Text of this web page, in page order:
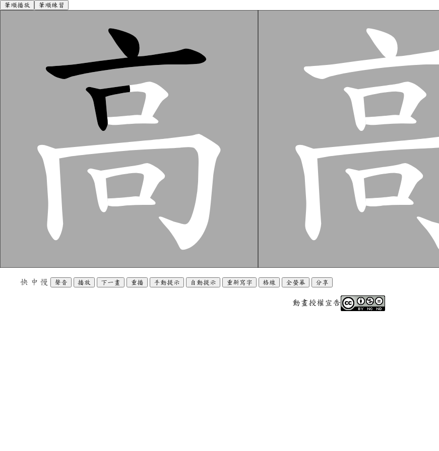
筆順播放 筆順練習
快 中 慢 聲音 播放 下一畫 重播 手動提示 自動提示 重新寫字 格線 全螢幕 分享
動畫授權宣告